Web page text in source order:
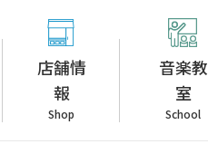
店舗情
報
Shop
音楽教
室
School